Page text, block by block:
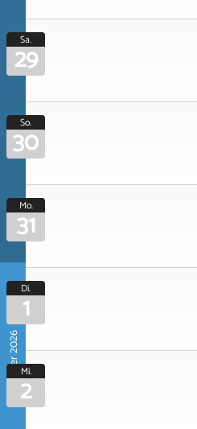
Sa.
29
So.
30
Mo.
31
September 2026
Di.
1
Mi.
2